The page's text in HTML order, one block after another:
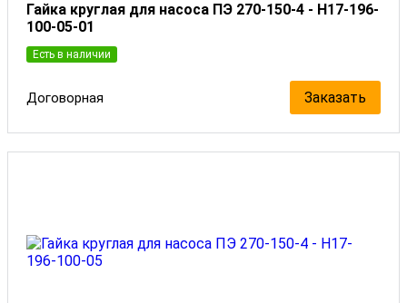
Гайка круглая для насоса ПЭ 270-150-4 - Н17-196-
100-05-01
Есть в наличии
Договорная Заказать